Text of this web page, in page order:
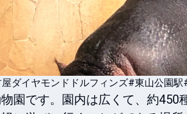
ダイヤモンドドルフィンズ#東山公園駅
園です。園内は広くて、約450